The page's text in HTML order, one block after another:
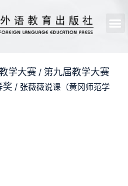
学大赛 / 第九届教学大赛
奖 / 张薇薇说课（黄冈师范学